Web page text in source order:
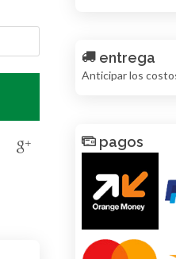
entrega
Anticipar los
pagos